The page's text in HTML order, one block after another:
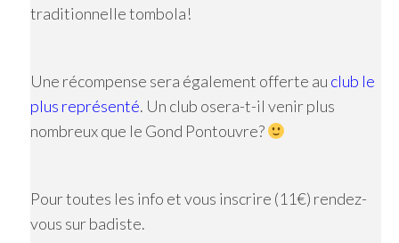
traditionnelle tombola!
Une récompense sera également offerte au club le
plus représenté. Un club osera-t-il venir plus
nombreux que le Gond Pontouvre?
Pour toutes les info et vous inscrire (11€) rendez-
vous sur badiste.